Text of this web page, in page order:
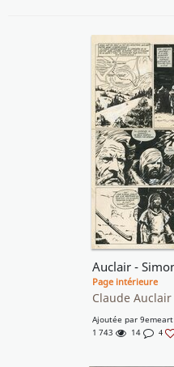
Page intérieure
Claude Auclair
Ajoutée par 9emeart
1 743
14 4